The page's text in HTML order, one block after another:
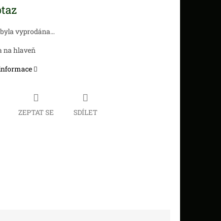
vyprodána…
na hlaveň
ZEPTAT SE SDÍLET